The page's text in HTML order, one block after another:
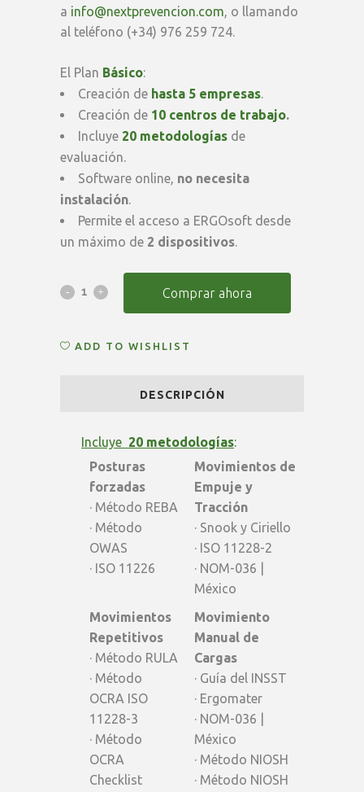
a info@nextprevencion.com, o llamando
al teléfono (+34) 976 259 724.
El Plan Básico:
Creación de hasta 5 empresas.
Creación de 10 centros de trabajo.
Incluye 20 metodologías de
evaluación.
Software online, no necesita
instalación.
Permite el acceso a ERGOsoft desde
un máximo de 2 dispositivos.
Suscripción
ERGOsoft
Latam
quantity
Comprar ahora
ADD TO WISHLIST
DESCRIPCIÓN
Incluye 20 metodologías:
Posturas
forzadas
· Método REBA
· Método
OWAS
· ISO 11226
Movimientos de
Empuje y
Tracción
· Snook y Ciriello
· ISO 11228-2
· NOM-036 |
México
Movimientos
Repetitivos
· Método RULA
· Método
OCRA ISO
11228-3
· Método
OCRA
Checklist
Movimiento
Manual de
Cargas
· Guía del INSST
· Ergomater
· NOM-036 |
México
· Método NIOSH
· Método NIOSH